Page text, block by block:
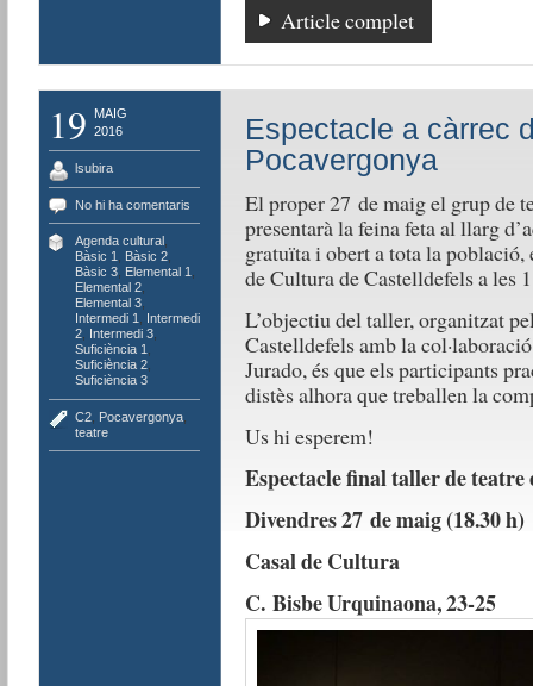
Article complet
19
MAIG
2016
lsubira
No hi ha comentaris
Agenda cultural ,
Bàsic 1, Bàsic 2,
Bàsic 3, Elemental 1,
Elemental 2,
Elemental 3,
Intermedi 1, Intermedi
2, Intermedi 3,
Suficiència 1,
Suficiència 2,
Suficiència 3
C2, Pocavergonya,
teatre
Espectacle a càrrec
Pocavergonya
El proper 27 de maig el grup de
presentarà la feina feta al llarg
gratuïta i obert a tota la població,
de Cultura de Castelldefels a les
L’objectiu del taller, organitzat
Castelldefels amb la
Jurado, és que els participants
distès alhora que treballen la
Us hi esperem!
Espectacle final taller de teatre
Divendres 27 de maig (18.30 h)
Casal de Cultura
C. Bisbe Urquinaona, 23-25